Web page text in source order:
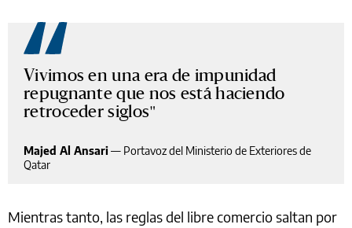
Vivimos en una era de impunidad
repugnante que nos está haciendo
retroceder siglos
Majed Al Ansari— Portavoz del Ministerio de Exteriores de
Qatar
Mientras tanto, las reglas del libre comercio saltan por